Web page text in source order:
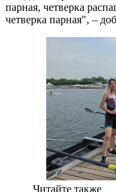
парная, четверка
четверка парная", –
Читайте также